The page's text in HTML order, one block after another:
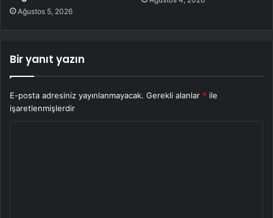
Ağustos 5, 2026
Bir yanıt yazın
E-posta adresiniz yayınlanmayacak. Gerekli alanlar * ile
işaretlenmişlerdir